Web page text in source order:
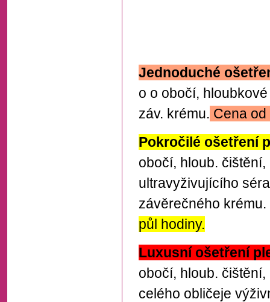
Jednoduché
o o obočí,
záv. krému. Cena
Pokročilé ošetření
obočí, hloub.
ultravyživujícího
závěrečného krému.
půl hodiny.
Luxusní ošetření
obočí, hloub.
celého obličeje